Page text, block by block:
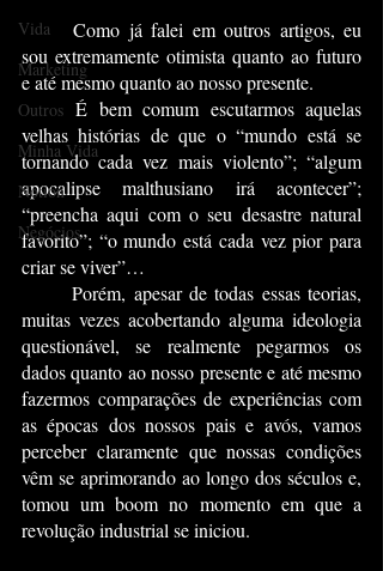
Vida
Marketing
Outros
Minha Vida
Notion
Negócios
	Como já falei em outros artigos, eu
sou extremamente otimista quanto ao futuro
e até mesmo quanto ao nosso presente.
	É bem comum escutarmos aquelas
velhas histórias de que o “mundo está se
tornando cada vez mais violento”; “algum
apocalipse malthusiano irá acontecer”;
“preencha aqui com o seu desastre natural
favorito”; “o mundo está cada vez pior para
criar se viver”…
	Porém, apesar de todas essas teorias,
muitas vezes acobertando alguma ideologia
questionável, se realmente pegarmos os
dados quanto ao nosso presente e até mesmo
fazermos comparações de experiências com
as épocas dos nossos pais e avós, vamos
perceber claramente que nossas condições
vêm se aprimorando ao longo dos séculos e,
tomou um boom no momento em que a
revolução industrial se iniciou.